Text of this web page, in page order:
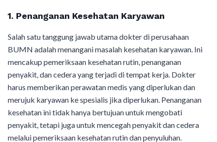
1. Penanganan Kesehatan Karyawan
Salah satu tanggung jawab utama dokter di perusahaan
BUMN adalah menangani masalah kesehatan karyawan. Ini
mencakup pemeriksaan kesehatan rutin, penanganan
penyakit, dan cedera yang terjadi di tempat kerja. Dokter
harus memberikan perawatan medis yang diperlukan dan
merujuk karyawan ke spesialis jika diperlukan. Penanganan
kesehatan ini tidak hanya bertujuan untuk mengobati
penyakit, tetapi juga untuk mencegah penyakit dan cedera
melalui pemeriksaan kesehatan rutin dan penyuluhan.